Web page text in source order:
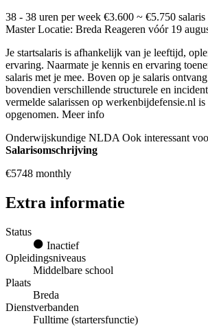
38 - 38 uren per week €3.600 ~ €5.750
Master Locatie: Breda Reageren vóór 19
Je startsalaris is afhankelijk van je leeftijd,
ervaring. Naarmate je kennis en ervaring
salaris met je mee. Boven op je salaris
bovendien verschillende structurele en
vermelde salarissen op werkenbijdefensie.nl
opgenomen. Meer info
Onderwijskundige NLDA Ook interessant
Salarisomschrijving
€5748 monthly
Extra informatie
Status
Inactief
Opleidingsniveaus
Middelbare school
Plaats
Breda
Dienstverbanden
Fulltime (startersfunctie)